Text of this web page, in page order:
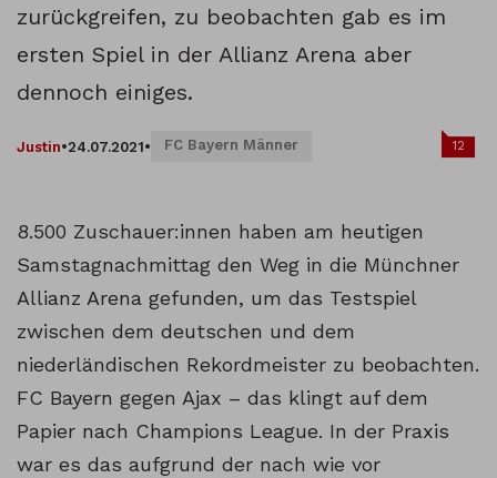
zurückgreifen, zu beobachten gab es im
ersten Spiel in der Allianz Arena aber
dennoch einiges.
Justin•24.07.2021• FC Bayern Männer 12
8.500 Zuschauer:innen haben am heutigen
Samstagnachmittag den Weg in die Münchner
Allianz Arena gefunden, um das Testspiel
zwischen dem deutschen und dem
niederländischen Rekordmeister zu beobachten.
FC Bayern gegen Ajax – das klingt auf dem
Papier nach Champions League. In der Praxis
war es das aufgrund der nach wie vor